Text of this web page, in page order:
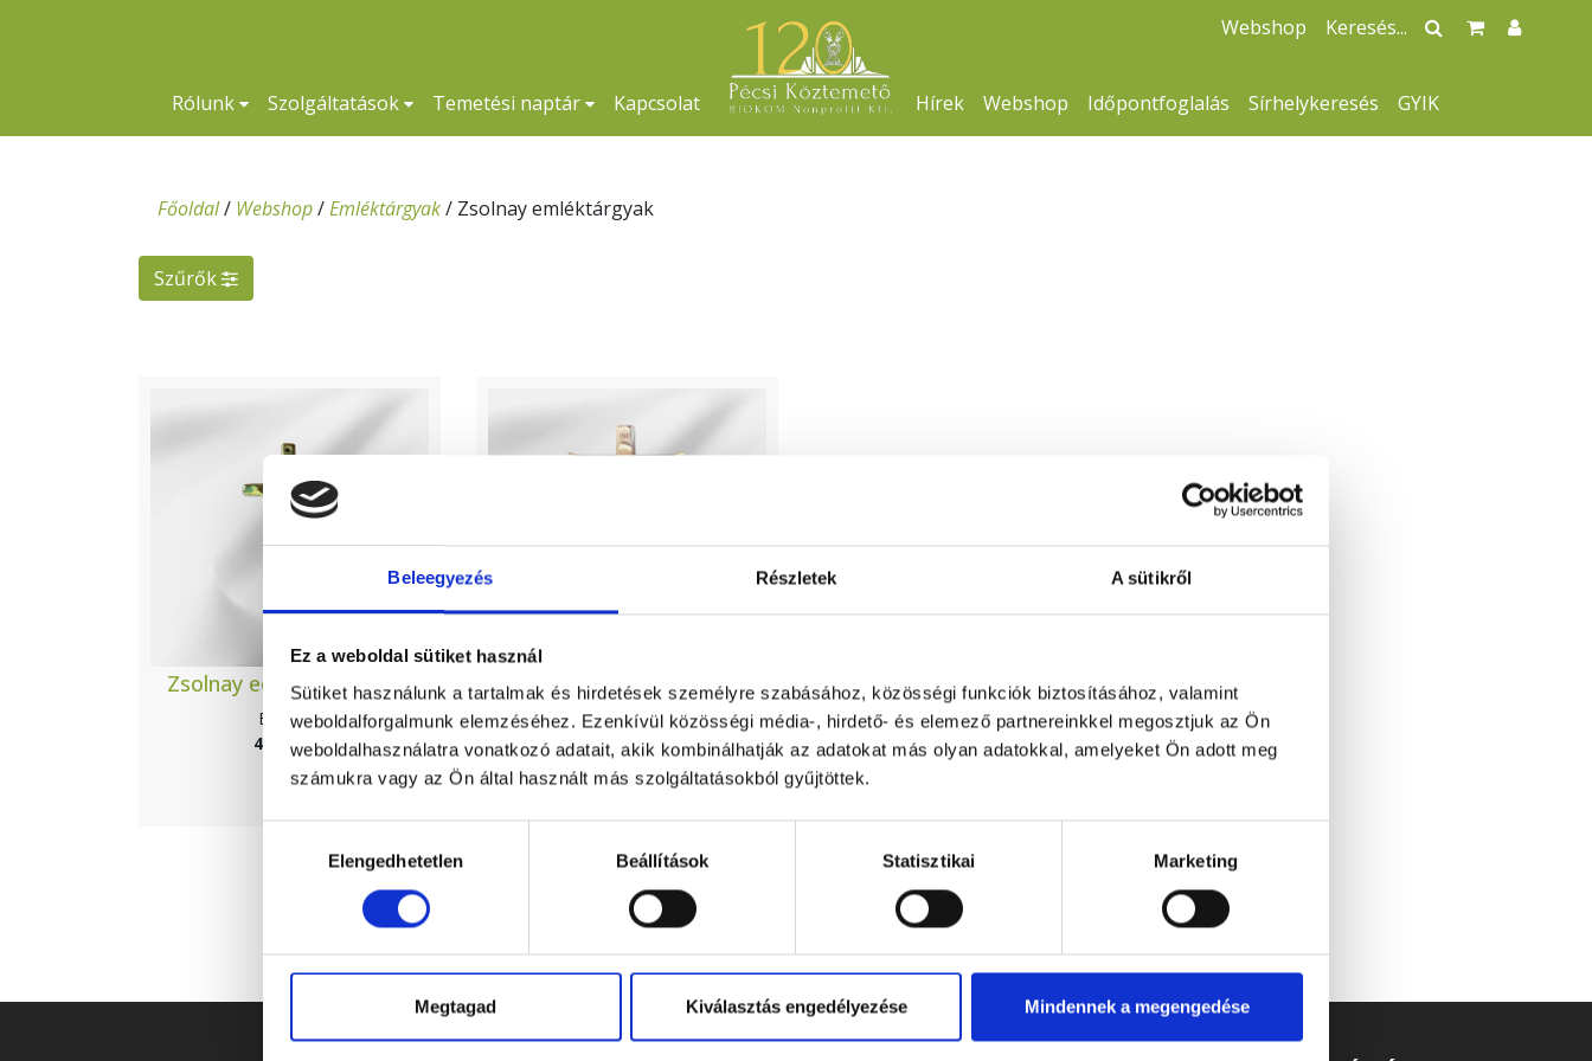
Beleegyezés Részletek A sütikről
Ez a weboldal sütiket használ
Sütiket használunk a tartalmak és hirdetések személyre szabásához, közösségi funkciók biztosításához, valamint
weboldalforgalmunk elemzéséhez. Ezenkívül közösségi média-, hirdető- és elemező partnereinkkel megosztjuk az Ön
weboldalhasználatra vonatkozó adatait, akik kombinálhatják az adatokat más olyan adatokkal, amelyeket Ön adott meg
számukra vagy az Ön által használt más szolgáltatásokból gyűjtöttek.
kiválasztásaElengedhetetlen Beállítások Statisztikai Marketing
Megtagad Kiválasztás engedélyezése Mindennek a megengedése
Rólunk Szolgáltatások Temetési naptár Kapcsolat Hírek Webshop Időpontfoglalás Sírhelykeresés GYIK
Webshop
Főoldal/ Webshop/Emléktárgyak/ Zsolnay emléktárgyak
Szűrők
Zsolnay eozin kis kereszt
Elérhető
42 900 Ft
Zsolnay közepes kereszt
Elérhető
35 890 Ft
1-2megjelenítése a(z) elemből.